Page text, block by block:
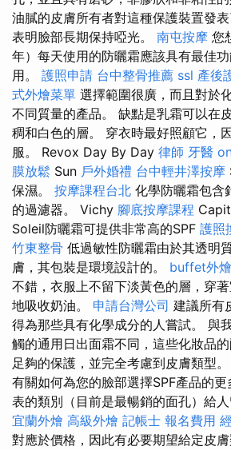
油膩的皮膚所有者對這種保護裝置發表
表明臉部長期保持啞光。 南屯按摩 您
年）每天使用的防曬霜應該具有最佳
用。 護照申請 台中整骨推薦 ssl 產後
式外燴菜單 選擇範圍很廣，而且對於
不同質量的產品。 缺點是乳霜可以在
稠和白色的層。 穿衣時最好照顧它，
服。 Revox Day By Day 律師 牙醫
膜放鬆 Sun 戶外婚禮 台中輕井澤按摩
保濕。 按摩課程台北 化學防曬霜包含
的過濾器。 Vichy 腳底按摩課程
Soleil防曬霜可提供非常高的SPF 護照
竹東整骨 低過敏性防曬霜由於其透明
膚，其包裝是環境設計的。 buffet外
不錯，衣服上不留下淡黃色的層，穿
地吸收奶油。 申請台灣公司 建議所有
得為那些具有化學成分的人嘗試。 與
觸的通用日出面霜不同，這些化妝品
足夠的保護，並完全考慮到皮膚類型。
有關如何為您的臉部選擇SPF產品的
表的類別（目前是最暢銷的面孔）給人
宜蘭外燴 高級外燴 記帳士 報名費用
對應於價格，因此有必要期望給定皮